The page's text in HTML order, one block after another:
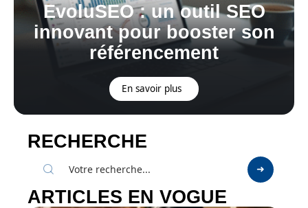
EvoluSEO : un outil SEO
innovant pour booster son
référencement
En savoir plus
RECHERCHE
ARTICLES EN VOGUE